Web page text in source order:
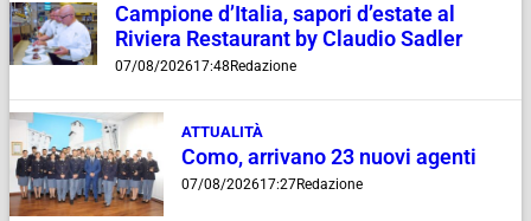
Campione d’Italia, sapori d’estate al
Riviera Restaurant by Claudio Sadler
07/08/202617:48 Redazione
ATTUALITÀ
Como, arrivano 23 nuovi agenti
07/08/202617:27Redazione